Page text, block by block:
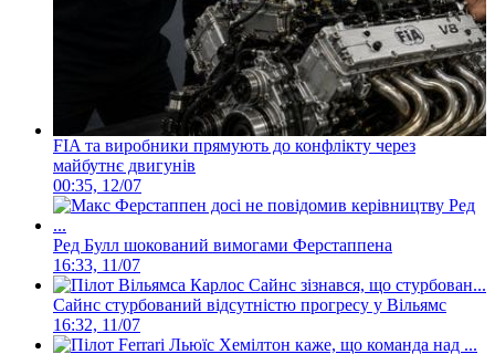
FIA та виробники прямують до конфлікту через
майбутнє двигунів
00:35, 12/07
Ред Булл шокований вимогами Ферстаппена
16:33, 11/07
Сайнс стурбований відсутністю прогресу у Вільямс
16:32, 11/07